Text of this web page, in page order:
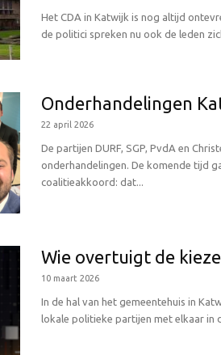
Het CDA in Katwijk is nog altijd
de politici spreken nu ook de leden
Onderhandelingen
22 april 2026
De partijen DURF, SGP, PvdA en
onderhandelingen. De komende tijd
coalitieakkoord: dat...
Wie overtuigt de
10 maart 2026
In de hal van het gemeentehuis in
lokale politieke partijen met elkaar in